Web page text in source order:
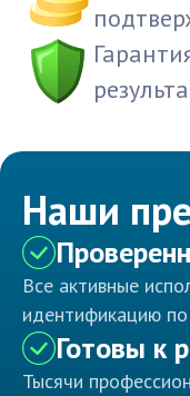
Наши
Все активные
идентификацию
Готовы к
Тысячи